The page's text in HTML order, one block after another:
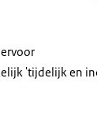
'tijdelijk en